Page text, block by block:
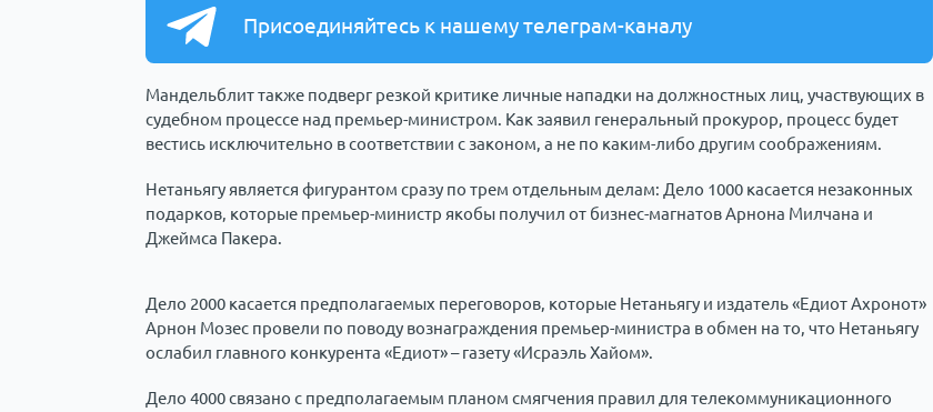
Присоединяйтесь к нашему телеграм-каналу
Мандельблит также подверг резкой критике личные нападки на должностных лиц, участвующих в
судебном процессе над премьер-министром. Как заявил генеральный прокурор, процесс будет
вестись исключительно в соответствии с законом, а не по каким-либо другим соображениям.
Нетаньягу является фигурантом сразу по трем отдельным делам: Дело 1000 касается незаконных
подарков, которые премьер-министр якобы получил от бизнес-магнатов Арнона Милчана и
Джеймса Пакера.
Дело 2000 касается предполагаемых переговоров, которые Нетаньягу и издатель «Едиот Ахронот»
Арнон Мозес провели по поводу вознаграждения премьер-министра в обмен на то, что Нетаньягу
ослабил главного конкурента «Едиот» – газету «Исраэль Хайом».
Дело 4000 связано с предполагаемым планом смягчения правил для телекоммуникационного